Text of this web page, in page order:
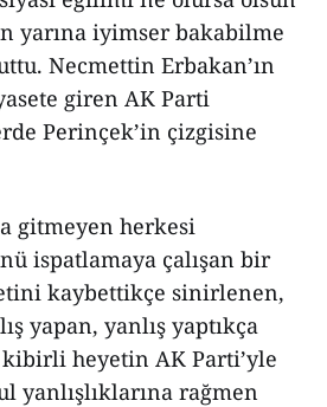
yarına iyimser bakabilme
Necmettin Erbakan’ın
giren AK Parti
Perinçek’in çizgisine
gitmeyen herkesi
ispatlamaya çalışan bir
kaybettikçe sinirlenen,
yapan, yanlış yaptıkça
heyetin AK Parti’yle
yanlışlıklarına rağmen